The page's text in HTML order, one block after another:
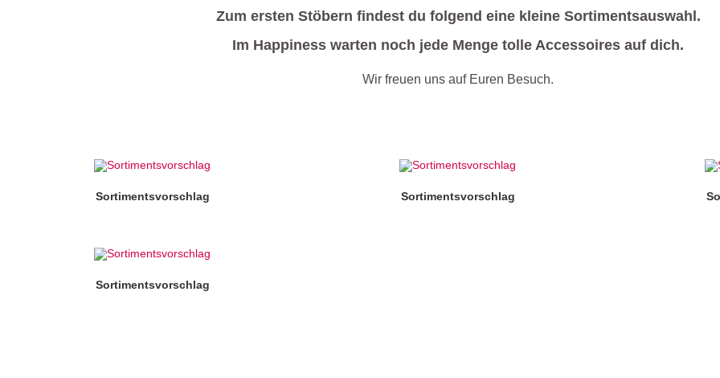
Zum ersten Stöbern findest du folgend eine kleine Sortimentsauswahl.
Im Happiness warten noch jede Menge tolle Accessoires auf dich.
Wir freuen uns auf Euren Besuch.
Sortimentsvorschlag Sortimentsvorschlag
Sortimentsvorschlag